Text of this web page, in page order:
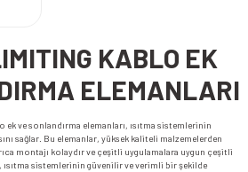
KABLO EK
ELEMANLARI
ve sonlandırma elemanları, ısıtma sistemlerinin
sağlar. Bu elemanlar, yüksek kaliteli malzemelerden
montajı kolaydır ve çeşitli uygulamalara uygun çeşitli
sistemlerinin güvenilir ve verimli bir şekilde